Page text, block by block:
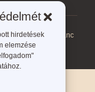
hirdetések
elemzése
Szolgáltatásaim Tánc